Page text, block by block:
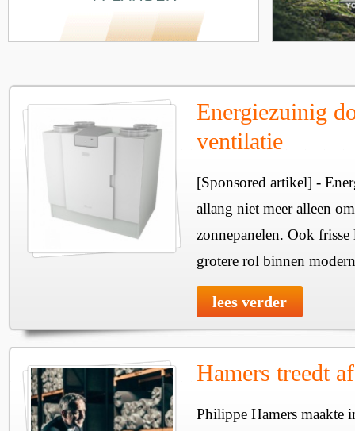
Energiezuinig
ventilatie
[Sponsored artikel] -
allang niet meer alleen
zonnepanelen. Ook frisse
grotere rol binnen
lees verder
Hamers treedt
Philippe Hamers maakte